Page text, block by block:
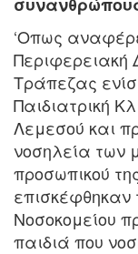
‘Οπως
Περιφερειακή
Τράπεζας
Παιδιατρική
Λεμεσού και
νοσηλεία των
προσωπικού
επισκέφθηκαν
Νοσοκομείου
παιδιά που